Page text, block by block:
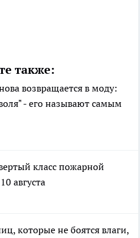
также:
возвращается в моду:
- его называют самым
класс пожарной
августа
которые не боятся влаги,